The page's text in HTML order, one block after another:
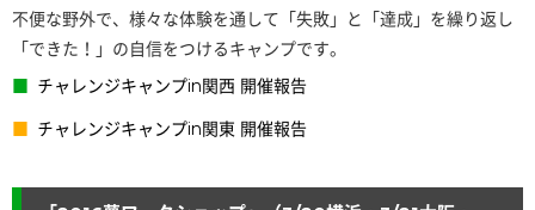
不便な野外で、様々な体験を通して「失敗」と「達成」を繰り返し
「できた！」の自信をつけるキャンプです。
チャレンジキャンプin関西 開催報告
チャレンジキャンプin関東 開催報告